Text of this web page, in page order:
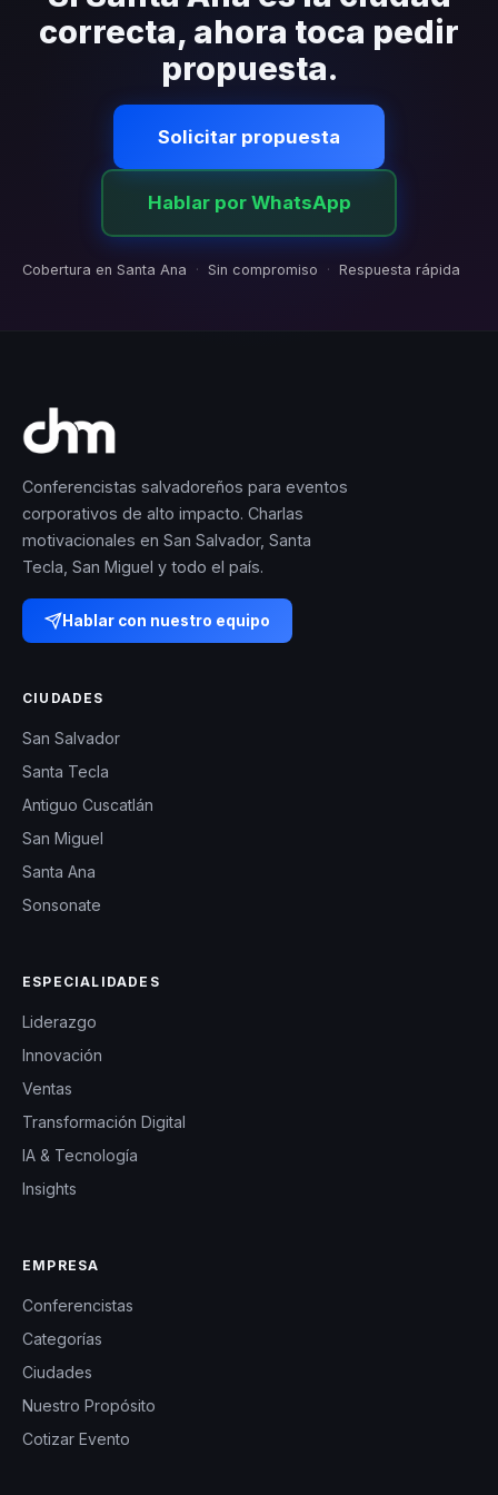
correcta, ahora toca pedir
propuesta.
Solicitar propuesta
Hablar por WhatsApp
Cobertura en Santa Ana · Sin compromiso · Respuesta rápida
Conferencistas salvadoreños para eventos
corporativos de alto impacto. Charlas
motivacionales en San Salvador, Santa
Tecla, San Miguel y todo el país.
Hablar con nuestro equipo
CIUDADES
San Salvador
Santa Tecla
Antiguo Cuscatlán
San Miguel
Santa Ana
Sonsonate
ESPECIALIDADES
Liderazgo
Innovación
Ventas
Transformación Digital
IA & Tecnología
Insights
EMPRESA
Conferencistas
Categorías
Ciudades
Nuestro Propósito
Cotizar Evento